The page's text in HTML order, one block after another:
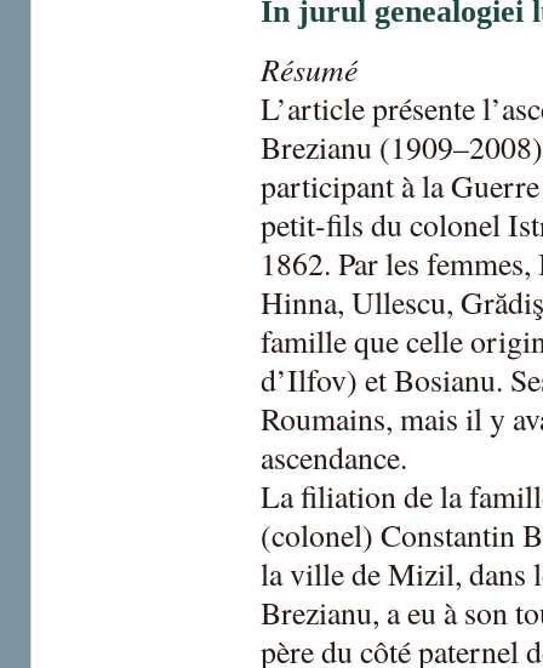
În jurul genealogiei
Résumé
L’article présente
Brezianu
participant à la
petit-fils du colonel
1862. Par les
Hinna, Ullescu,
famille que celle
d’Ilfov) et Bosianu.
Roumains, mais il y
ascendance.
La filiation de la
(colonel) Constantin
la ville de Mizil, dans
Brezianu, a eu à son
père du côté paternel